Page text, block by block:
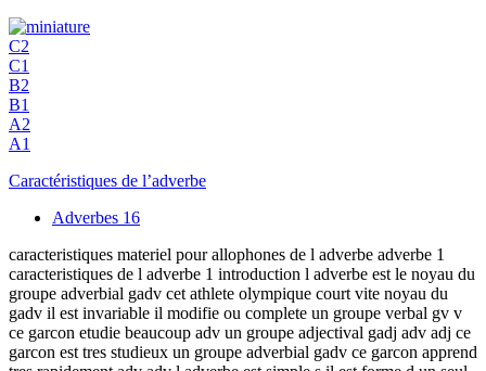
C2
C1
B2
B1
A2
A1
Caractéristiques de l’adverbe
Adverbes 16
caracteristiques materiel pour allophones de l adverbe adverbe 1
caracteristiques de l adverbe 1 introduction l adverbe est le noyau du
groupe adverbial gadv cet athlete olympique court vite noyau du
gadv il est invariable il modifie ou complete un groupe verbal gv v
ce garcon etudie beaucoup adv un groupe adjectival gadj adv adj ce
garcon est tres studieux un groupe adverbial gadv ce garcon apprend